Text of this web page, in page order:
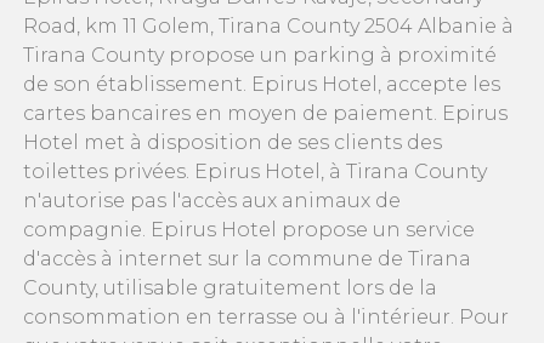
Road, km 11 Golem, Tirana County 2504 Albanie à
Tirana County propose un parking à proximité
de son établissement. Epirus Hotel, accepte les
cartes bancaires en moyen de paiement. Epirus
Hotel met à disposition de ses clients des
toilettes privées. Epirus Hotel, à Tirana County
n'autorise pas l'accès aux animaux de
compagnie. Epirus Hotel propose un service
d'accès à internet sur la commune de Tirana
County, utilisable gratuitement lors de la
consommation en terrasse ou à l'intérieur. Pour